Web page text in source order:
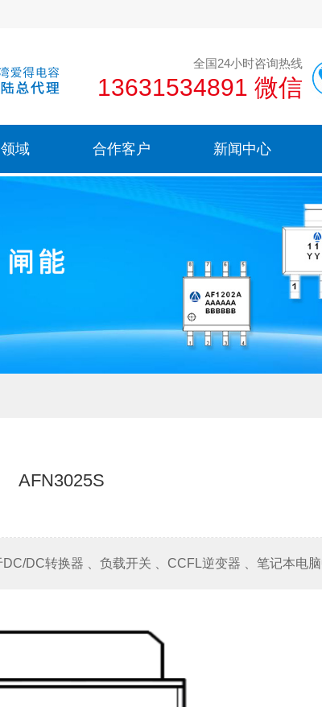
全国24小时咨询热线
13631534891 微信
域 合作客户 新闻中心
AFN3025S
DC转换器 、负载开关 、CCFL逆变器 、笔记本电脑